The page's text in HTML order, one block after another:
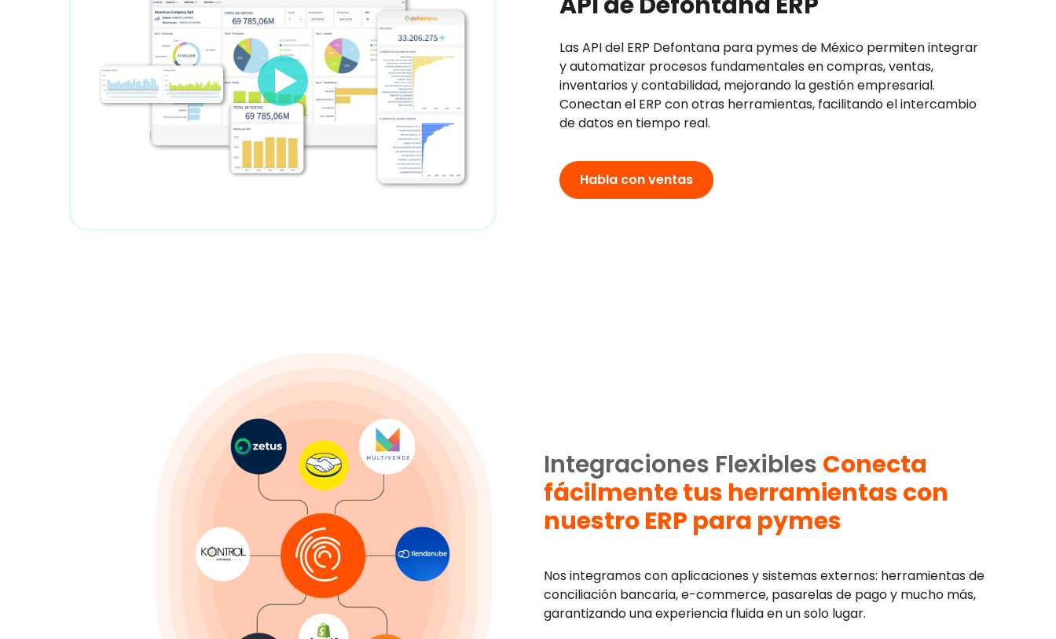
Las API del ERP Defontana para pymes de México permiten integrar
y automatizar procesos fundamentales en compras, ventas,
inventarios y contabilidad, mejorando la gestión empresarial.
Conectan el ERP con otras herramientas, facilitando el intercambio
de datos en tiempo real.
Habla con ventas
Integraciones Flexibles Conecta
fácilmente tus herramientas con
nuestro ERP para pymes
Nos integramos con aplicaciones y sistemas externos: herramientas de
conciliación bancaria, e-commerce, pasarelas de pago y mucho más,
garantizando una experiencia fluida en un solo lugar.